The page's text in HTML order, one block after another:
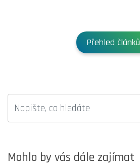
Mohlo by vás dále zajímat
Přehled článků